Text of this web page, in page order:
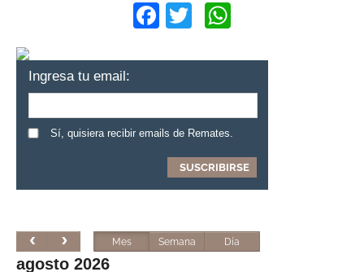
Facebook
Twitter
Ingresa tu email:
Sí, quisiera recibir emails de Remates.
Mes Semana Día
agosto 2026